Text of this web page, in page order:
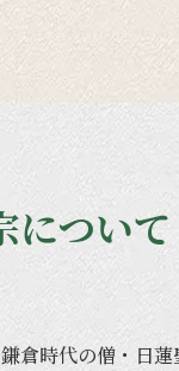
について
鎌倉時代の僧・ 日